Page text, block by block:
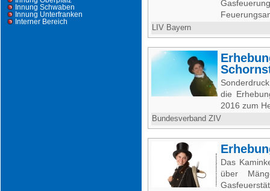
Innung Schwaben
Innung Unterfranken
Interner Bereich
LIV Bayern
die
2016 zum
Bundesverband ZIV
Das
über